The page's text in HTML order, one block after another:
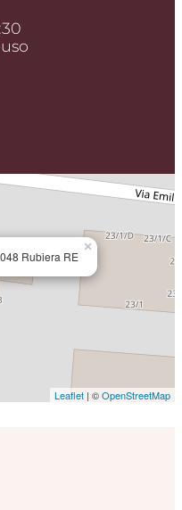
Rubiera RE
×
Leaflet | ©OpenStreetMap